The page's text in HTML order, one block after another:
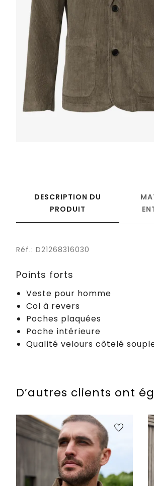
DESCRIPTION DU
PRODUIT
Réf.: D21268316030
Points forts
Veste pour homme
Col à revers
Poches plaquées
Poche intérieure
Qualité velours côtelé
D’autres clients ont